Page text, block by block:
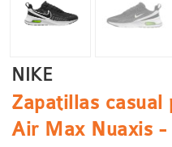
NIKE
Zapatillas casual
Air Max Nuaxis -